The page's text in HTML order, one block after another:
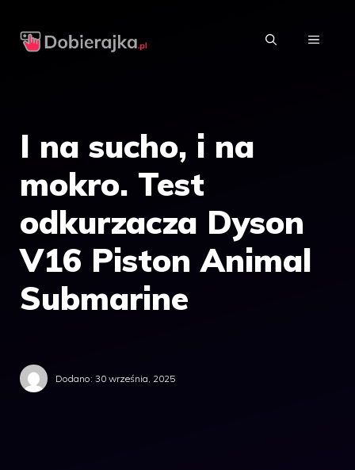
MENU
I na sucho, i na
mokro. Test
odkurzacza Dyson
V16 Piston Animal
Submarine
Dodano: 30 września, 2025